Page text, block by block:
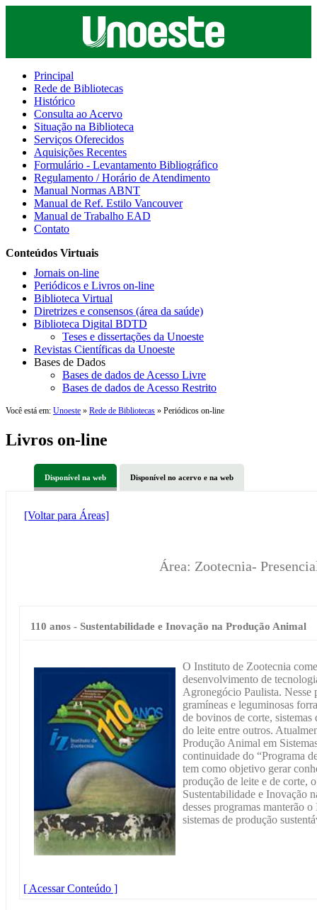
Principal
Rede de Bibliotecas
Histórico
Consulta ao Acervo
Situação na Biblioteca
Serviços Oferecidos
Aquisições Recentes
Formulário - Levantamento Bibliográfico
Regulamento / Horário de Atendimento
Manual Normas ABNT
Manual de Ref. Estilo Vancouver
Manual de Trabalho EAD
Contato
Conteúdos Virtuais
Jornais on-line
Periódicos e Livros on-line
Biblioteca Virtual
Diretrizes e consensos (área da saúde)
Biblioteca Digital BDTD
Teses e dissertações da Unoeste
Revistas Científicas da Unoeste
Bases de Dados
Bases de dados de Acesso Livre
Bases de dados de Acesso Restrito
Você está em: Unoeste » Rede de Bibliotecas » Periódicos on-line
Livros on-line
Disponível na web Disponível no acervo e na web
[Voltar para Áreas]
Área: Zootecnia-
110 anos - Sustentabilidade e Inovação na Produção Animal
O Instituto de Zootecnia
desenvolvimento de
Agronegócio Paulista. Nesse
gramíneas e leguminosas
de bovinos de corte,
do leite entre outros.
Produção Animal em
continuidade do “Programa
tem como objetivo gerar
produção de leite e de corte,
Sustentabilidade e Inovação
desses programas manterão
sistemas de produção
[ Acessar Conteúdo ]